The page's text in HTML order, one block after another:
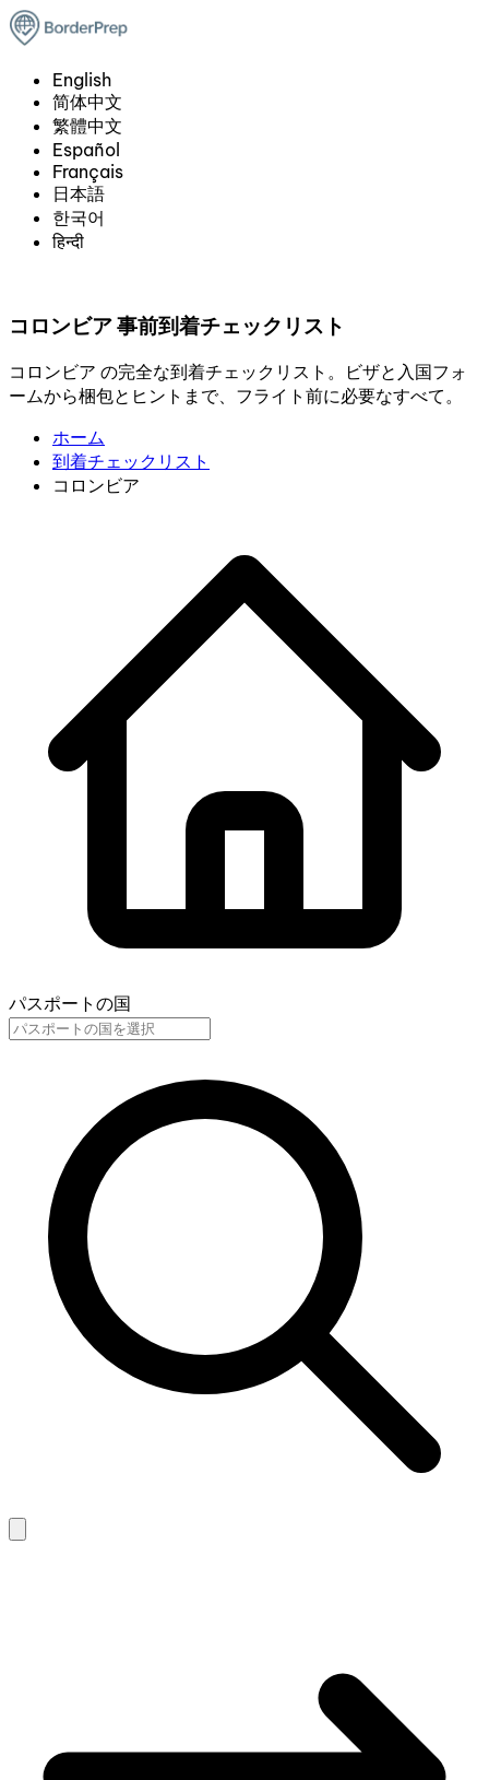
English
简体中文
繁體中文
Español
Français
日本語
한국어
हिन्दी
コロンビア 事前到着チェックリスト
コロンビア の完全な到着チェックリスト。ビザと入国フォ
ームから梱包とヒントまで、フライト前に必要なすべて。
ホーム
到着チェックリスト
コロンビア
パスポートの国